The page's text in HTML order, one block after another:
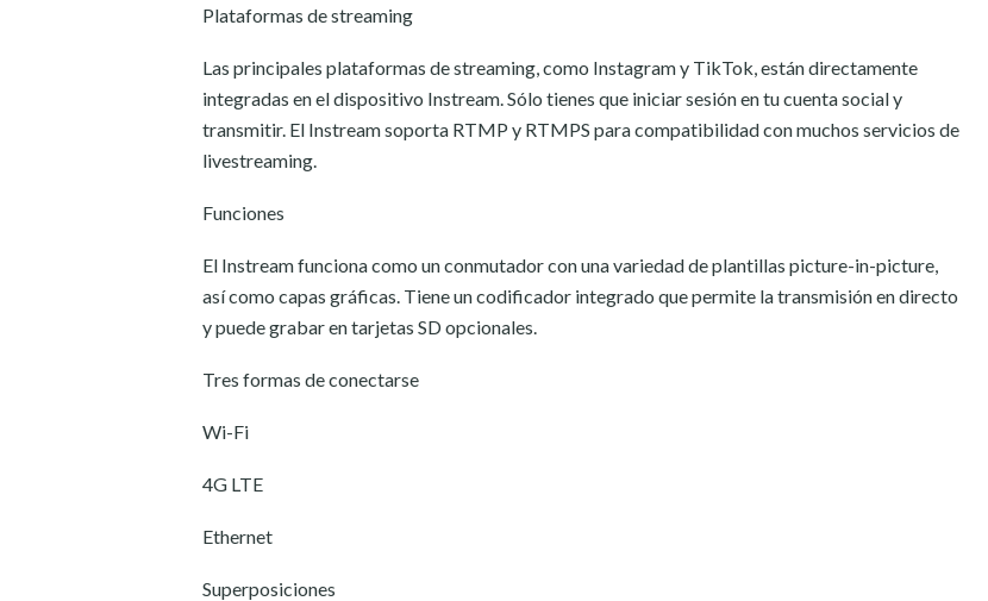
Plataformas de streaming
Las principales plataformas de streaming, como Instagram y TikTok, están directamente
integradas en el dispositivo Instream. Sólo tienes que iniciar sesión en tu cuenta social y
transmitir. El Instream soporta RTMP y RTMPS para compatibilidad con muchos servicios de
livestreaming.
Funciones
El Instream funciona como un conmutador con una variedad de plantillas picture-in-picture,
así como capas gráficas. Tiene un codificador integrado que permite la transmisión en directo
y puede grabar en tarjetas SD opcionales.
Tres formas de conectarse
Wi-Fi
4G LTE
Ethernet
Superposiciones